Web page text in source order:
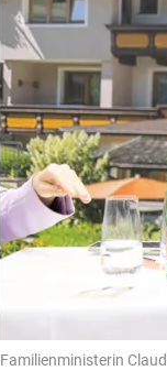
Familienministerin